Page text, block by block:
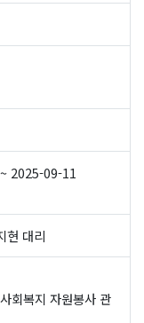
2025-09-11
현 대리
회복지 자원봉사 관